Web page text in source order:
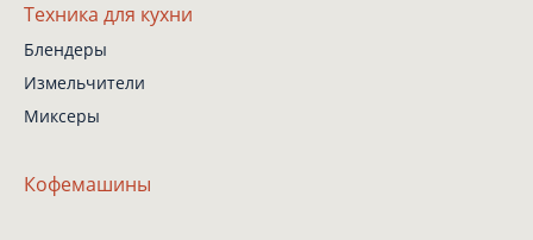
Техника для кухни
Блендеры
Измельчители
Миксеры
Кофемашины